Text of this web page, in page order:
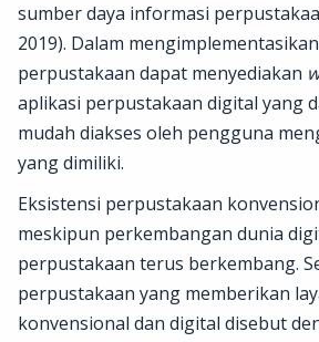
sumber daya informasi
2019). Dalam mengimplementasikan
perpustakaan dapat menyediakan
aplikasi perpustakaan digital yang
mudah diakses oleh pengguna
yang dimiliki.
Eksistensi perpustakaan
meskipun perkembangan dunia
perpustakaan terus berkembang.
perpustakaan yang memberikan
konvensional dan digital disebut